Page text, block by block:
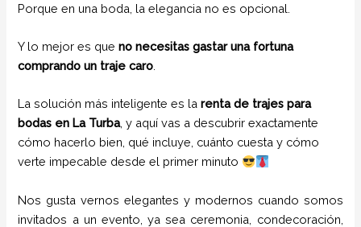
Porque en una boda, la elegancia no es opcional.
Y lo mejor es queno necesitas gastar una fortuna
comprando un traje caro
La solución más inteligente es larenta de trajes para
bodas en La Turba, y aquí vas a descubrir exactamente
cómo hacerlo bien, qué incluye, cuánto cuesta y cómo
verte impecable desde el primer minuto
Nos gusta vernos elegantes y modernos cuando somos
invitados a un evento, ya sea ceremonia, condecoración,